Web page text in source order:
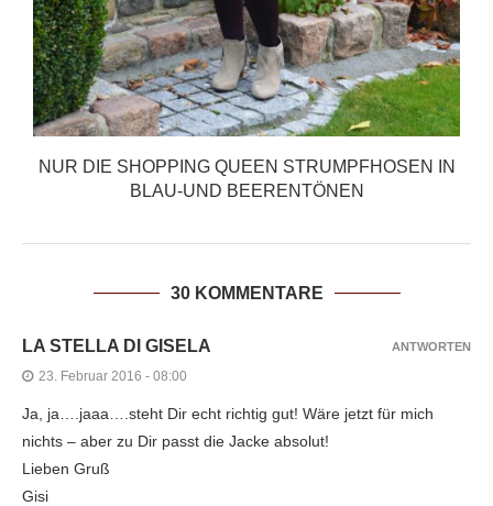
NUR DIE SHOPPING QUEEN STRUMPFHOSEN IN
BLAU-UND BEERENTÖNEN
30 KOMMENTARE
LA STELLA DI GISELA
23. Februar 2016 - 08:00
Ja, ja….jaaa….steht Dir echt richtig gut! Wäre jetzt für mich
nichts – aber zu Dir passt die Jacke absolut!
Lieben Gruß
Gisi
ANTWORTEN